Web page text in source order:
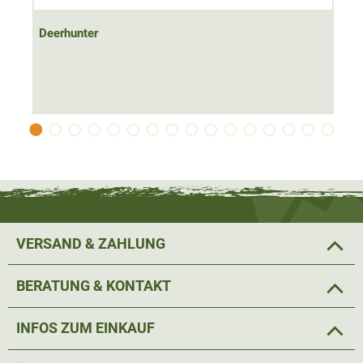
Dabei ist die Jagdjackebesonders atmungsaktivund
ermöglicht auch an heißen Tagen oder bei anstrengenden
Vorgeformte EllenbogenundStretchmaterialan
relevanten Partien sorgen für den hohen Tragekomfort der
vor Zugluft. Individuell verstellbare Armabschlüsse und
der Hüftbund mit Zugband sorgen für die
Reißverschluss für Jagdausrüstung. Eine Funktasche mit
Antennenschlaufe findet sich an der linken Brust. Die
Deerhunter
VERSAND & ZAHLUNG
BERATUNG & KONTAKT
INFOS ZUM EINKAUF